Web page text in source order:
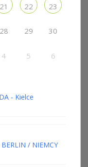
21 22 23
28 29 30
4 5 6
- Kielce
/ NIEMCY